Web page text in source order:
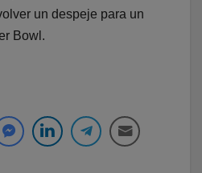
un despeje para un
Bowl.